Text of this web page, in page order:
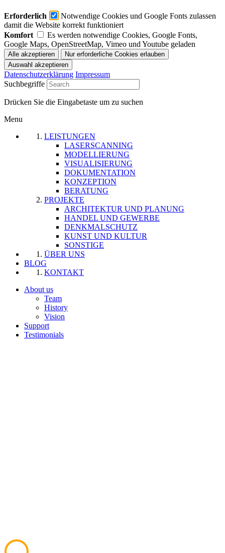
Erforderlich
Notwendige Cookies und Google Fonts zulassen
damit die Website korrekt funktioniert
Komfort
Es werden notwendige Cookies, Google Fonts,
Google Maps, OpenStreetMap, Vimeo und Youtube geladen
Datenschutzerklärung Impressum
Suchbegriffe
Drücken Sie die Eingabetaste um zu suchen
Menu
LEISTUNGEN
LASERSCANNING
MODELLIERUNG
VISUALISIERUNG
DOKUMENTATION
KONZEPTION
BERATUNG
PROJEKTE
ARCHITEKTUR UND PLANUNG
HANDEL UND GEWERBE
DENKMALSCHUTZ
KUNST UND KULTUR
SONSTIGE
ÜBER UNS
BLOG
KONTAKT
About us
Team
History
Vision
Support
Testimonials